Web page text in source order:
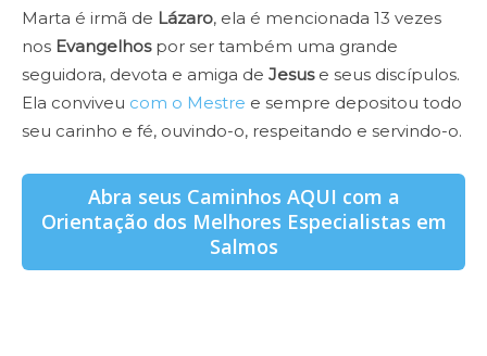
Marta é irmã de Lázaro, ela é mencionada 13 vezes
nos Evangelhospor ser também uma grande
seguidora, devota e amiga de Jesuse seus discípulos.
Ela conviveu com o Mestre e sempre depositou todo
seu carinho e fé, ouvindo-o, respeitando e servindo-o.
Abra seus Caminhos AQUI com a
Orientação dos Melhores Especialistas em
Salmos